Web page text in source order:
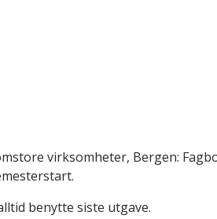
virksomheter, Bergen:
benytte siste utgave.